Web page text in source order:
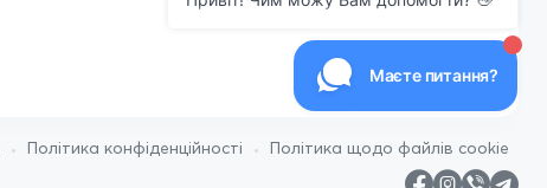
• Політика конфіденційності • Політика щодо файлів cookie